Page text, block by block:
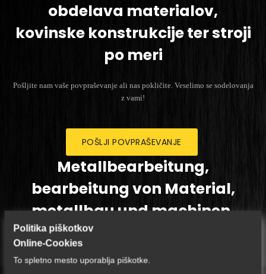
Politika piškotkov
Online-Cookies
To spletno mesto uporablja piškotke.
obdelava materialov,
kovinske konstrukcije ter stroji
po meri
Pošljite nam vaše povpraševanje ali nas pokličite. Veselimo se sodelovanja
z vami!
POŠLJI POVPRAŠEVANJE
Metallbearbeitung,
bearbeitung von Material,
metallbau und machinen.
Senden Sie uns Ihre Anfrage oder rufen Sie uns an. Wir freuen uns auf die